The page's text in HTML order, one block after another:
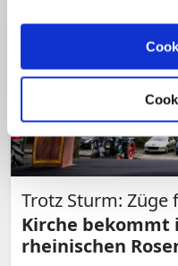
Trotz Sturm: Züge
Kirche bekommt
rheinischen